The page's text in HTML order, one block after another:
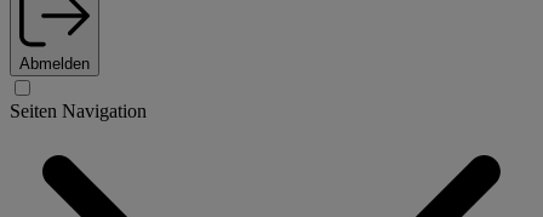
Abmelden
Seiten Navigation